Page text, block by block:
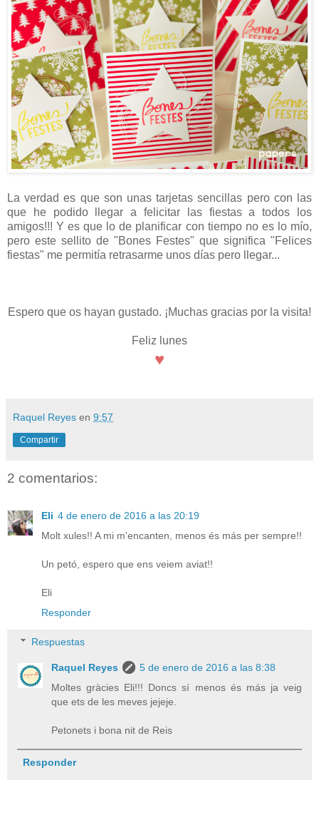
La verdad es que son unas tarjetas sencillas pero con las
que he podido llegar a felicitar las fiestas a todos los
amigos!!! Y es que lo de planificar con tiempo no es lo mío,
pero este sellito de "Bones Festes" que significa "Felices
fiestas" me permitía retrasarme unos días pero llegar...
Espero que os hayan gustado. ¡Muchas gracias por la visita!
Feliz lunes
♥
Raquel Reyes en 9:57
Compartir
2 comentarios:
Eli 4 de enero de 2016 a las 20:19
Molt xules!! A mi m'encanten, menos és más per sempre!!
Un petó, espero que ens veiem aviat!!
Eli
Responder
Respuestas
Raquel Reyes
5 de enero de 2016 a las 8:38
Moltes gràcies Eli!!! Doncs sí menos és más ja veig
que ets de les meves jejeje.
Petonets i bona nit de Reis
Responder